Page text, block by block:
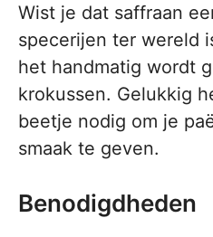
Wist je dat saffraan
specerijen ter wereld
het handmatig wordt
krokussen. Gelukkig
beetje nodig om je
smaak te geven.
Benodigdheden